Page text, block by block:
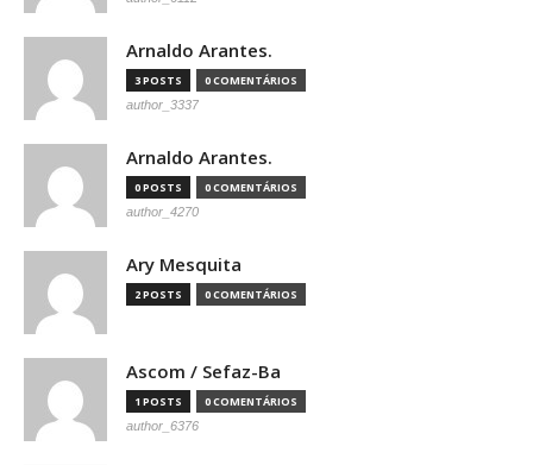
Arnaldo Arantes.
3 POSTS 0 COMENTÁRIOS
author_3337
Arnaldo Arantes.
0 POSTS 0 COMENTÁRIOS
author_4270
Ary Mesquita
2 POSTS 0 COMENTÁRIOS
Ascom / Sefaz-Ba
1 POSTS 0 COMENTÁRIOS
author_6376